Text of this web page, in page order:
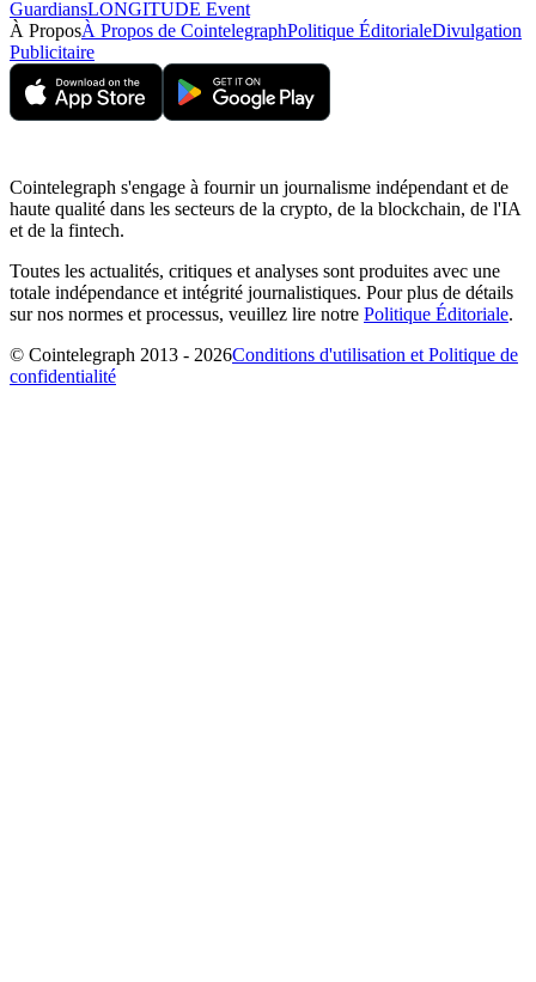
GuardiansLONGITUDE Event
À ProposÀ Propos de CointelegraphPolitique ÉditorialeDivulgation
Publicitaire
Cointelegraph s'engage à fournir un journalisme indépendant et de
haute qualité dans les secteurs de la crypto, de la blockchain, de l'IA
et de la fintech.
Toutes les actualités, critiques et analyses sont produites avec une
totale indépendance et intégrité journalistiques. Pour plus de détails
sur nos normes et processus, veuillez lire notre Politique Éditoriale.
© Cointelegraph 2013 - 2026Conditions d'utilisation et Politique de
confidentialité